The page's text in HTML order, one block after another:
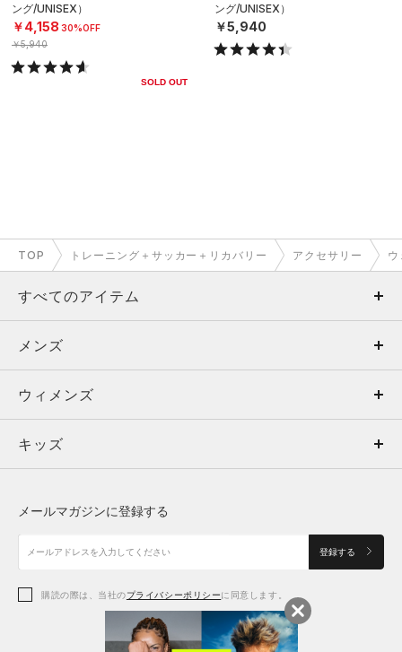
ング/UNISEX）
￥4,158 30%OFF
￥5,940
SOLD OUT
ング/UNISEX）
￥5,940
TOP トレーニング＋サッカー＋リカバリー アクセサリー
すべてのアイテム
メンズ
ウィメンズ
キッズ
アクセサリー
メンズ
トップス
ボトムス
アクセサリー
ウィメンズ
トップス
シューズ
アクセサリー
キッズ
シューズ
メールマガジンに登録する
登録する
購読の際は、当社のプライバシーポリシーに同意します。